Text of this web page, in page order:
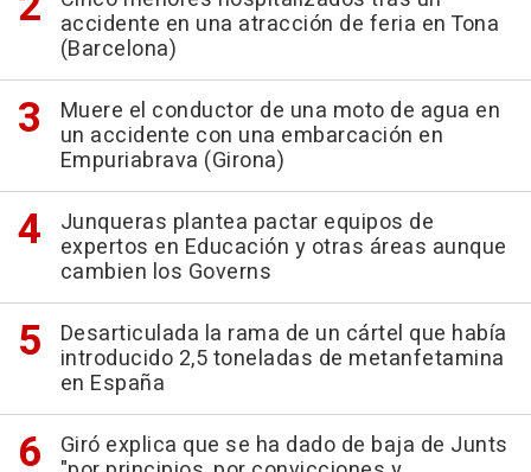
accidente en una atracción de feria en Tona
(Barcelona)
Muere el conductor de una moto de agua en
un accidente con una embarcación en
Empuriabrava (Girona)
Junqueras plantea pactar equipos de
expertos en Educación y otras áreas aunque
cambien los Governs
Desarticulada la rama de un cártel que había
introducido 2,5 toneladas de metanfetamina
en España
Giró explica que se ha dado de baja de Junts